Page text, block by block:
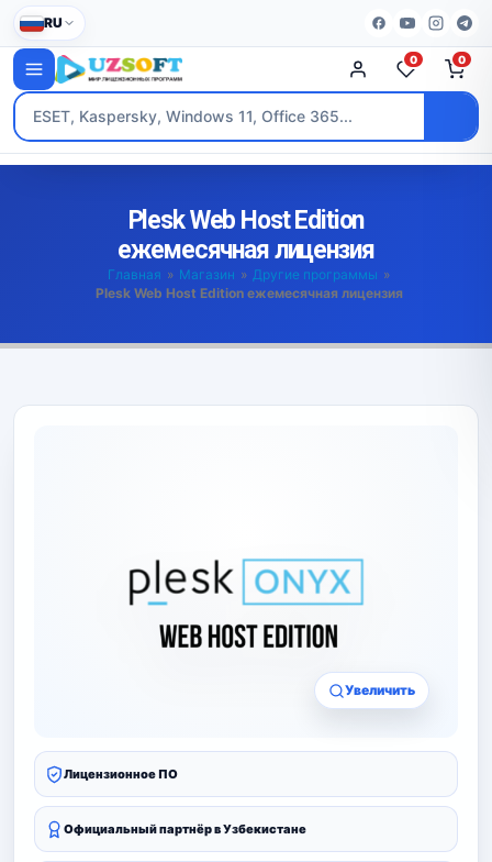
RU
0 0
Plesk Web Host Edition
ежемесячная лицензия
Главная » Магазин » Другие программы »
Plesk Web Host Edition ежемесячная лицензия
Увеличить
Лицензионное ПО
Официальный партнёр в Узбекистане